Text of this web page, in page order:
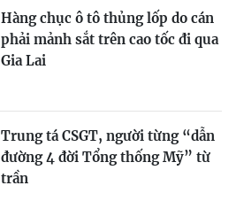
Hàng chục ô tô thủng lốp do cán
phải mảnh sắt trên cao tốc đi qua
Gia Lai
Trung tá CSGT, người từng “dẫn
đường 4 đời Tổng thống Mỹ” từ
trần